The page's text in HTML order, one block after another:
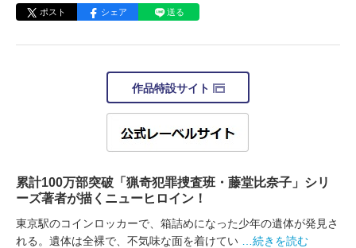
ポスト シェア 送る
作品特設サイト
累計100万部突破「猟奇犯罪捜査班・藤堂比奈子」シリ
ーズ著者が描くニューヒロイン！
東京駅のコインロッカーで、箱詰めになった少年の遺体が発見さ
れる。遺体は全裸で、不気味な面を着けてい
…続きを読む